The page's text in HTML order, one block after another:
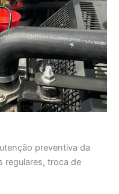
preventiva da
regulares, troca de